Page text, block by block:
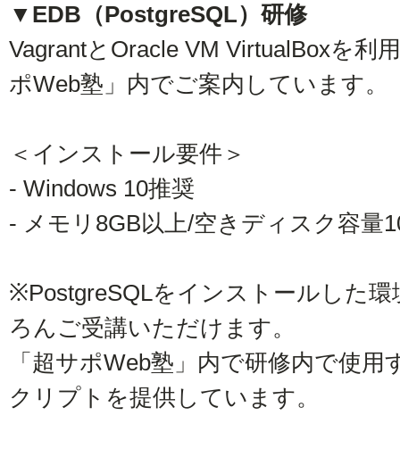
▼EDB（PostgreSQL）研修
VagrantとOracle VM VirtualBoxを利
ポWeb塾」内でご案内しています。
＜インストール要件＞
- Windows 10推奨
- メモリ8GB以上/空きディスク容量
※PostgreSQLをインストールした
ろんご受講いただけます。
「超サポWeb塾」内で研修内で使
クリプトを提供しています。